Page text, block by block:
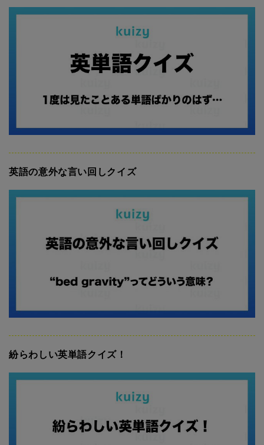
英語の意外な言い回しクイズ
紛らわしい英単語クイズ！